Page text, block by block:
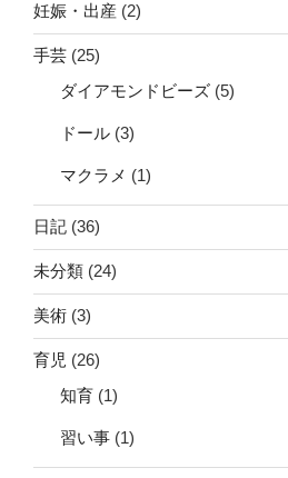
妊娠・出産 (2)
手芸 (25)
ダイアモンドビーズ (5)
ドール (3)
マクラメ (1)
日記 (36)
未分類 (24)
美術 (3)
育児 (26)
知育 (1)
習い事 (1)